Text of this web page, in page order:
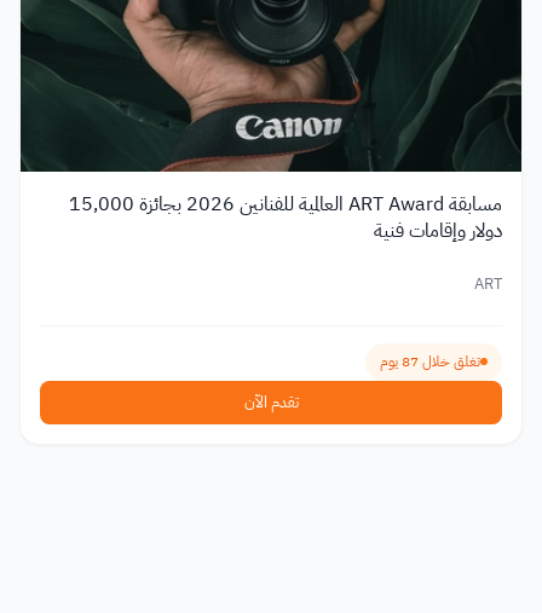
مسابقة ART Award العالمية للفنانين 2026 بجائزة 15,000
دولار وإقامات فنية
ART
تغلق خلال 87 يوم
تقدم الآن